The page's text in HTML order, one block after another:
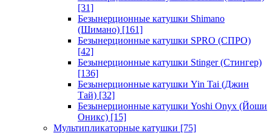
[31]
Безынерционные катушки Shimano
(Шимано) [161]
Безынерционные катушки SPRO (СПРО)
[42]
Безынерционные катушки Stinger (Стингер)
[136]
Безынерционные катушки Yin Tai (Джин
Тай) [32]
Безынерционные катушки Yoshi Onyx (Йоши
Оникс) [15]
Мультипликаторные катушки [75]